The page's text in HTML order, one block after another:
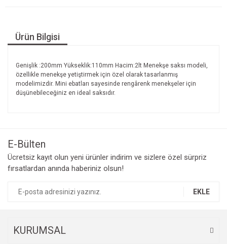
Ürün Bilgisi
Genişlik :200mm Yükseklik:110mm Hacim:2lt Menekşe saksı modeli,
özellikle menekşe yetiştirmek için özel olarak tasarlanmış
modelimizdir. Mini ebatları sayesinde rengârenk menekşeler için
düşünebileceğiniz en ideal saksıdır.
E-Bülten
Ücretsiz kayıt olun yeni ürünler indirim ve sizlere özel sürpriz
fırsatlardan anında haberiniz olsun!
EKLE
KURUMSAL